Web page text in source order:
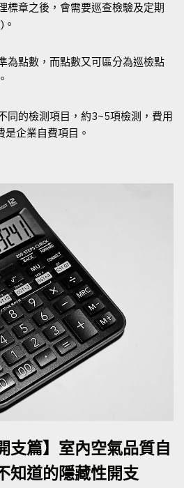
標章之後，會需要巡查檢驗及定期
為點數，而點數又可區分為巡檢點
同的檢測項目，約3~5項檢測，費用
企業自費項目。
支篇】室內空氣品質自
知道的隱藏性開支